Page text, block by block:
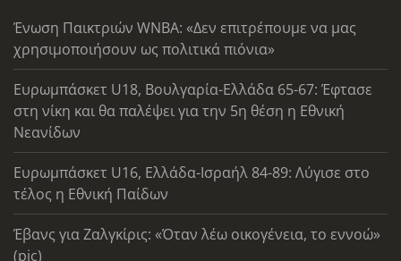
Ένωση Παικτριών WNBA: «Δεν επιτρέπουμε να μας
χρησιμοποιήσουν ως πολιτικά πιόνια»
Ευρωμπάσκετ U18, Βουλγαρία-Ελλάδα 65-67: Έφτασε
στη νίκη και θα παλέψει για την 5η θέση η Εθνική
Νεανίδων
Ευρωμπάσκετ U16, Ελλάδα-Ισραήλ 84-89: Λύγισε στο
τέλος η Εθνική Παίδων
Έβανς για Ζαλγκίρις: «Όταν λέω οικογένεια, το εννοώ»
(pic)